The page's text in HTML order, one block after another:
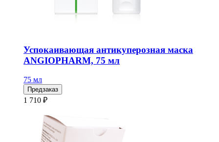
Успокаивающая антикуперозная маска
ANGIOPHARM, 75 мл
75 мл
Предзаказ
1 710 ₽